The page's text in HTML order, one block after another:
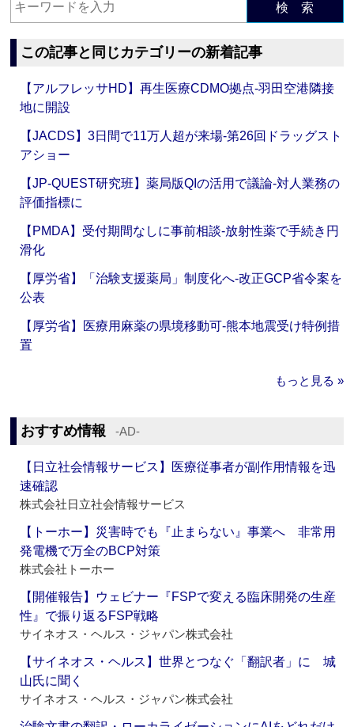
検 索
この記事と同じカテゴリーの新着記事
【アルフレッサHD】再生医療CDMO拠点‐羽田空港隣接
地に開設
【JACDS】3日間で11万人超が来場‐第26回ドラッグスト
アショー
【JP-QUEST研究班】薬局版QIの活用で議論‐対人業務の
評価指標に
【PMDA】受付期間なしに事前相談‐放射性薬で手続き円
滑化
【厚労省】「治験支援薬局」制度化へ‐改正GCP省令案を
公表
【厚労省】医療用麻薬の県境移動可‐熊本地震受け特例措
置
もっと見る »
おすすめ情報 ‐AD‐
【日立社会情報サービス】医療従事者が副作用情報を迅
速確認
株式会社日立社会情報サービス
【トーホー】災害時でも『止まらない』事業へ 非常用
発電機で万全のBCP対策
株式会社トーホー
【開催報告】ウェビナー『FSPで変える臨床開発の生産
性』で振り返るFSP戦略
サイネオス・ヘルス・ジャパン株式会社
【サイネオス・ヘルス】世界とつなぐ「翻訳者」に 城
山氏に聞く
サイネオス・ヘルス・ジャパン株式会社